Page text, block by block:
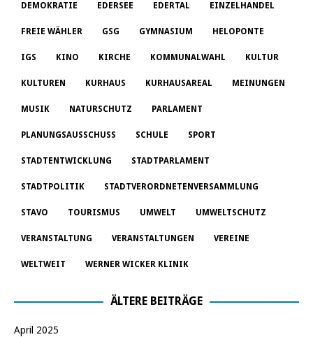
DEMOKRATIE EDERSEE EDERTAL EINZELHANDEL
FREIE WÄHLER GSG GYMNASIUM HELOPONTE
IGS KINO KIRCHE KOMMUNALWAHL KULTUR
KULTUREN KURHAUS KURHAUSAREAL MEINUNGEN
MUSIK NATURSCHUTZ PARLAMENT
PLANUNGSAUSSCHUSS SCHULE SPORT
STADTENTWICKLUNG STADTPARLAMENT
STADTPOLITIK STADTVERORDNETENVERSAMMLUNG
STAVO TOURISMUS UMWELT UMWELTSCHUTZ
VERANSTALTUNG VERANSTALTUNGEN VEREINE
WELTWEIT WERNER WICKER KLINIK
ÄLTERE BEITRÄGE
April 2025